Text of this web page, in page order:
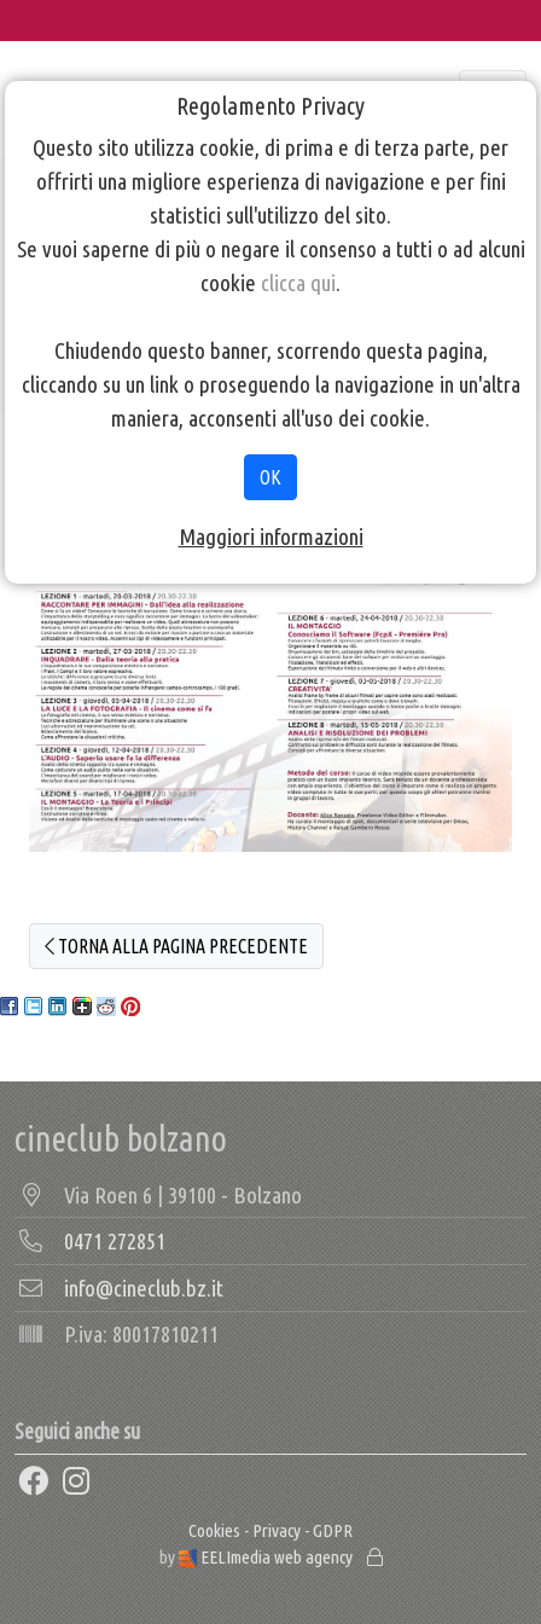
Regolamento Privacy
Questo sito utilizza cookie, di prima e di terza parte, per
offrirti una migliore esperienza di navigazione e per fini
statistici sull'utilizzo del sito.
Se vuoi saperne di più o negare il consenso a tutti o ad alcuni
cookie clicca qui.
Chiudendo questo banner, scorrendo questa pagina,
cliccando su un link o proseguendo la navigazione in un'altra
maniera, acconsenti all'uso dei cookie.
OK
Maggiori informazioni
Locandina
Corso di Video
TORNA ALLA PAGINA PRECEDENTE
TORNA ALLA PAGINA PRECEDENTE
cineclub bolzano
Via Roen 6 | 39100 - Bolzano
0471 272851
info@cineclub.bz.it
P.iva: 80017810211
Seguici anche su
Cookies - Privacy - GDPR
by
EELImedia web agency